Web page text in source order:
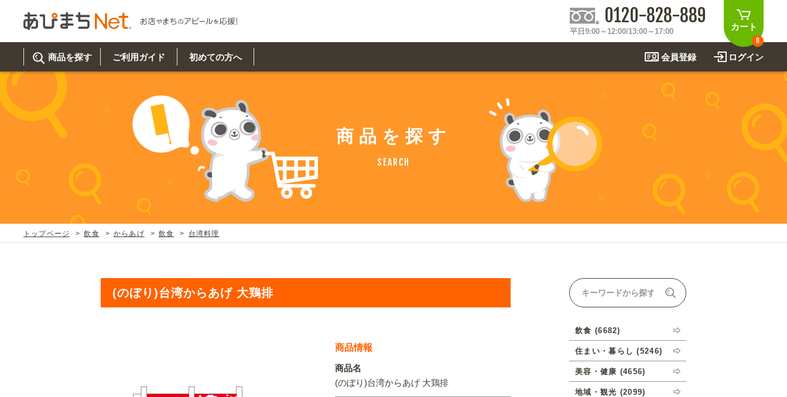
カート
0
0120-828-889
平日9:00～12:00/13:00～17:00
ログイン
会員登録
商品を探す
駐車場
住まい・暮らし
美容・健康 地域・観光
イベント・季節
カルチャー・教養 娯楽
関連アイテムを見る
オリジナルオーダーについて
ご利用ガイド
ご利用ガイド トップ
取り扱い商品一覧
既製デザイン商品注文方法
お届け納期と配送方法
初めての方へ
初めての方へ トップ
商品について
お客様の声
オリジナルオーダー制作事例
商品を探す
SEARCH
トップページ 飲食 からあげ 飲食 台湾料理
(のぼり)台湾からあげ 大鶏排
商品情報
商品名
(のぼり)台湾からあげ 大鶏排
飲食 (6682)
住まい・暮らし (5246)
美容・健康 (4656)
地域・観光 (2099)